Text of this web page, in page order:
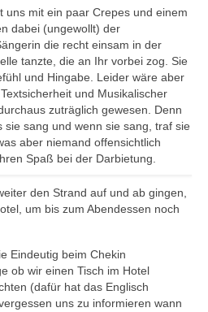
uns mit ein paar Crepes und einem
dabei (ungewollt) der
die recht einsam in der
tanzte, die an Ihr vorbei zog. Sie
und Hingabe. Leider wäre aber
und Musikalischer
zuträglich gewesen. Denn
sang und wenn sie sang, traf sie
aber niemand offensichtlich
Spaß bei der Darbietung.
den Strand auf und ab gingen,
um bis zum Abendessen noch
Eindeutig beim Chekin
ob wir einen Tisch im Hotel
(dafür hat das Englisch
uns zu informieren wann